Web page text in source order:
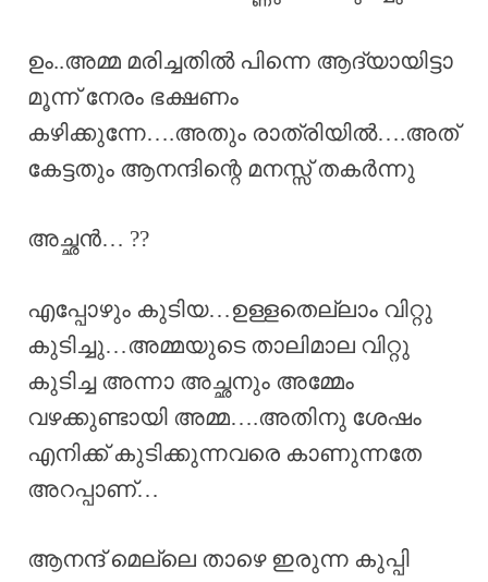
ഉം..അമ്മ മരിച്ചതിൽ പിന്നെ ആദ്യായിട്ടാ
മൂന്ന് നേരം ഭക്ഷണം
കഴിക്കുന്നേ….അതും രാത്രിയിൽ….അത്
കേട്ടതും ആനന്ദിന്റെ മനസ്സ് തകർന്നു
അച്ഛൻ… ??
എപ്പോഴും കുടിയ…ഉള്ളതെല്ലാം വിറ്റു
കുടിച്ചു…അമ്മയുടെ താലിമാല വിറ്റു
കുടിച്ച അന്നാ അച്ഛനും അമ്മേം
വഴക്കുണ്ടായി അമ്മ….അതിനു ശേഷം
എനിക്ക് കുടിക്കുന്നവരെ കാണുന്നതേ
അറപ്പാണ്…
ആനന്ദ് മെല്ലെ താഴെ ഇരുന്ന കുപ്പി